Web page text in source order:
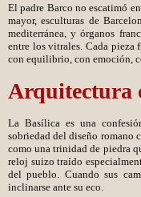
El padre Barco no escatimó
mayor, esculturas de
mediterránea, y órganos
entre los vitrales. Cada pieza
con equilibrio, con emoción,
Arquitectura
La Basílica es una
sobriedad del diseño romano
como una trinidad de piedra
reloj suizo traído
del pueblo. Cuando sus
inclinarse ante su eco.